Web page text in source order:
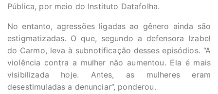
Pública, por meio do Instituto Datafolha.
No entanto, agressões ligadas ao gênero ainda são
estigmatizadas. O que, segundo a defensora Izabel
do Carmo, leva à subnotificação desses episódios. “A
violência contra a mulher não aumentou. Ela é mais
visibilizada hoje. Antes, as mulheres eram
desestimuladas a denunciar”, ponderou.